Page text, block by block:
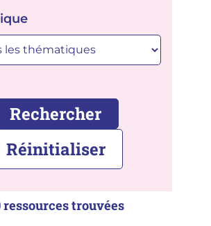
Rechercher
Réinitialiser
ressources trouvées